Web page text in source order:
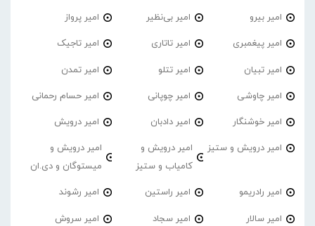
امیر بیرو امیر بی‌نظیر امیر پرواز
امیر پیغمبری امیر تاتاری امیر تاجیک
امیر تبیان امیر تتلو امیر تمدن
امیر چاوشی امیر چوپانی امیر حسام رحمانی
امیر خوشنگار امیر دادبان امیر درویش
امیر درویش و ستیز
امیر درویش و
کامیاب و ستیز
امیر درویش و
میستوگان و دی.ان
امیر رادریمو امیر راستین امیر رشوند
امیر سالار امیر سجاد امیر سروش